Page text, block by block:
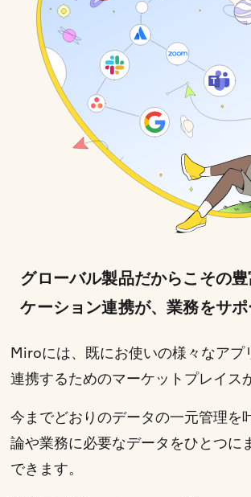
グローバル製品だからこその豊
ケーション連携が、業務をサポ
Miroには、既にお使いの様々なアプ
連携するためのマーケットプレイス
今までどおりのデータの一元管理を
論や業務に必要なデータをひとつに
できます。